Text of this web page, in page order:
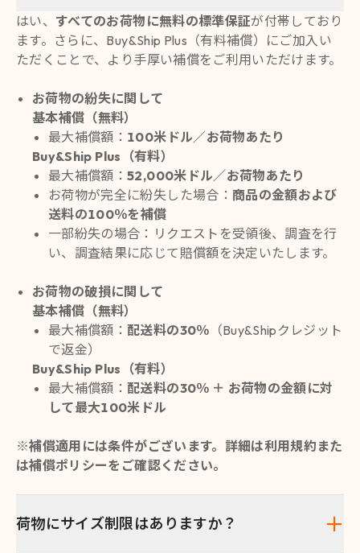
はい、 すべてのお荷物に無料の標準保証が付帯しており
ます。さらに、Buy&Ship Plus（有料補償）にご加入い
ただくことで、より手厚い補償をご利用いただけます。
お荷物の紛失に関して
基本補償（無料）
最大補償額： 100米ドル／お荷物あたり
Buy&Ship Plus（有料）
最大補償額：52,000米ドル／お荷物あたり
お荷物が完全に紛失した場合： 商品の金額および
送料の100％を補償
一部紛失の場合：リクエストを受領後、調査を行
い、調査結果に応じて賠償額を決定いたします。
お荷物の破損に関して
基本補償（無料）
最大補償額：配送料の30％ （Buy&Shipクレジット
で返金）
Buy&Ship Plus（有料）
最大補償額：配送料の30％ ＋ お荷物の金額に対
して最大100米ドル
※補償適用には条件がございます。詳細は利用規約また
は補償ポリシーをご確認ください。
荷物にサイズ制限はありますか？